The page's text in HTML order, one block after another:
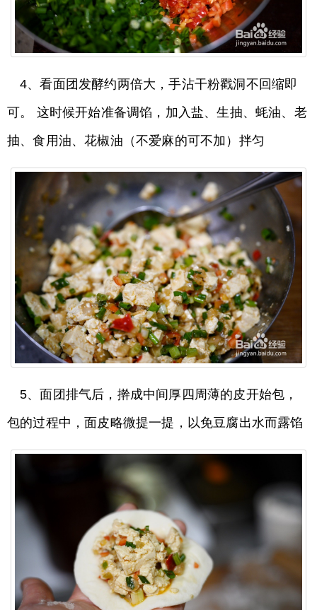
4、看面团发酵约两倍大，手沾干粉戳洞不回缩即
可。 这时候开始准备调馅，加入盐、生抽、蚝油、老
抽、食用油、花椒油（不爱麻的可不加）拌匀
5、面团排气后，擀成中间厚四周薄的皮开始包，
包的过程中，面皮略微提一提，以免豆腐出水而露馅